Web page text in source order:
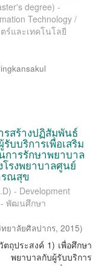
degree) -
Technology /
และเทคโนโลยี
สร้างปฏิสัมพันธ์
บบริการเพื่อเสริม
การรักษาพยาบาล
รงพยาบาลศูนย์
รณสุข
- Development
- พัฒนศึกษา
ยาลัยศิลปากร, 2015)
ถุประสงค์ 1) เพื่อศึกษา
ยาบาลกับผู้รับบริการ